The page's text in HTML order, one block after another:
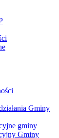
Gminy
gminy
Gminy